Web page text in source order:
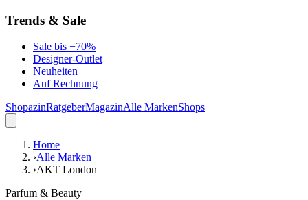
Trends & Sale
Sale bis −70%
Designer-Outlet
Neuheiten
Auf Rechnung
ShopazinRatgeberMagazinAlle MarkenShops
Home
›Alle Marken
›AKT London
Parfum & Beauty